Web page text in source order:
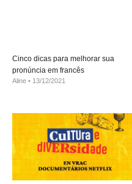
Cinco dicas para melhorar sua
pronúncia em francês
Aline 13/12/2021